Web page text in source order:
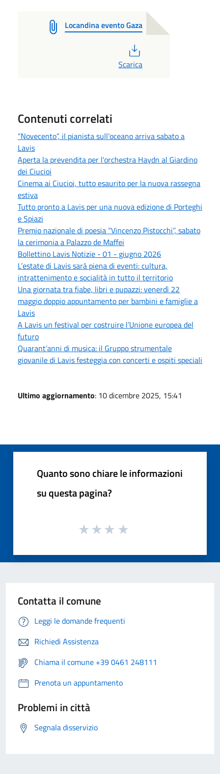
Locandina evento Gaza
Scarica
Contenuti correlati
“Novecento”, il pianista sull’oceano arriva sabato a
Lavis
Aperta la prevendita per l'orchestra Haydn al Giardino
dei Ciucioi
Cinema ai Ciucioi, tutto esaurito per la nuova rassegna
estiva
Tutto pronto a Lavis per una nuova edizione di Porteghi
e Spiazi
Premio nazionale di poesia “Vincenzo Pistocchi”, sabato
la cerimonia a Palazzo de Maffei
Bollettino Lavis Notizie - 01 - giugno 2026
L’estate di Lavis sarà piena di eventi: cultura,
intrattenimento e socialità in tutto il territorio
Una giornata tra fiabe, libri e pupazzi: venerdì 22
maggio doppio appuntamento per bambini e famiglie a
Lavis
A Lavis un festival per costruire l’Unione europea del
futuro
Quarant’anni di musica: il Gruppo strumentale
giovanile di Lavis festeggia con concerti e ospiti speciali
Ultimo aggiornamento: 10 dicembre 2025, 15:41
Quanto sono chiare le informazioni
su questa pagina?
Contatta il comune
Leggi le domande frequenti
Richiedi Assistenza
Chiama il comune +39 0461 248111
Prenota un appuntamento
Problemi in città
Segnala disservizio